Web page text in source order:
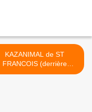
KAZANIMAL de ST
FRANCOIS (derrière
¨Price) le samedi 10